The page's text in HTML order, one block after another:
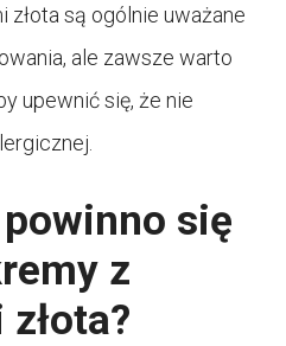
złota są ogólnie uważane
ale zawsze warto
upewnić się, że nie
się
z